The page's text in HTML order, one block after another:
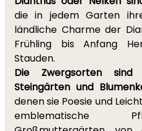
die in jedem Garten
ländliche Charme der
Frühling bis Anfang
Stauden.
Die Zwergsorten sind
Steingärten und
denen sie Poesie und
emblematische